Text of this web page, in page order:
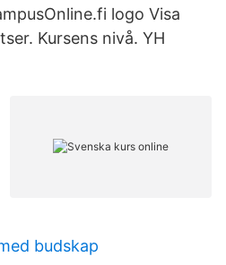
logo Visa
Kursens nivå. YH
budskap